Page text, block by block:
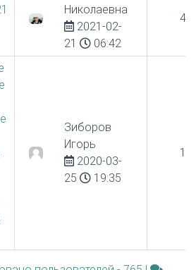
Николаевна
2021-02-
21
06:42
4
Зиборов
Игорь
2020-03-
25
19:35
1